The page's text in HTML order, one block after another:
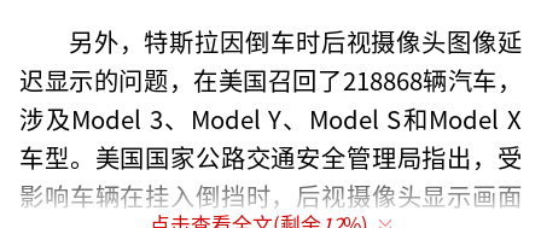
另外，特斯拉因倒车时后视摄像头图像延
迟显示的问题，在美国召回了218868辆汽车，
涉及Model 3、Model Y、Model S和Model X
车型。美国国家公路交通安全管理局指出，受
影响车辆在挂入倒挡时，后视摄像头显示画面